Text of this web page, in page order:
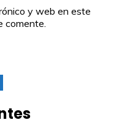
y web en este
comente.